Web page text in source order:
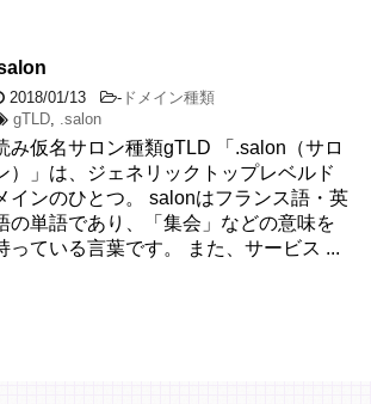
2018/01/13 - ドメイン種類
gTLD
.salon
み仮名サロン種類gTLD 「.salon（サロ
）」は、ジェネリックトップレベルド
インのひとつ。 salonはフランス語・英
の単語であり、「集会」などの意味を
っている言葉です。 また、サービス ...